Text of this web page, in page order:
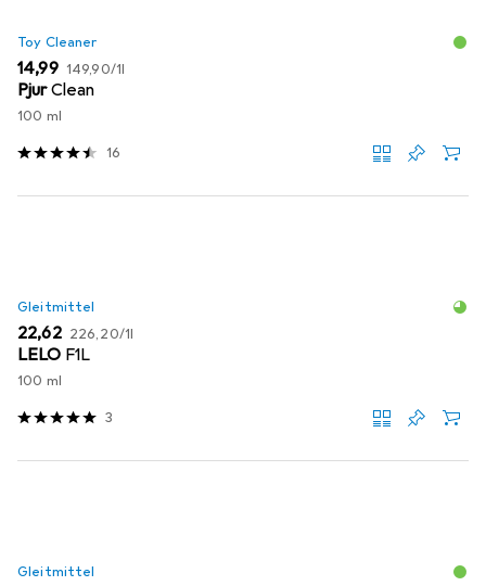
Toy Cleaner
EUR
14,99 EUR
149,90/1l
PjurClean
100 ml
16
Gleitmittel
EUR
22,62 EUR
226,20/1l
LELO F1L
100 ml
3
Gleitmittel